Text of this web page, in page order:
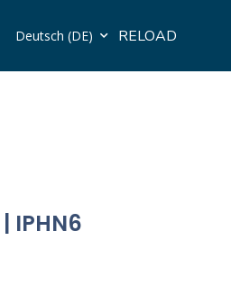
Deutsch (DE) RELOAD
IPHN6